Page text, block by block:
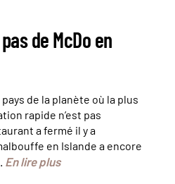
de McDo en
de la planète où la plus
rapide n’est pas
a fermé il y a
en Islande a encore
En lire plus